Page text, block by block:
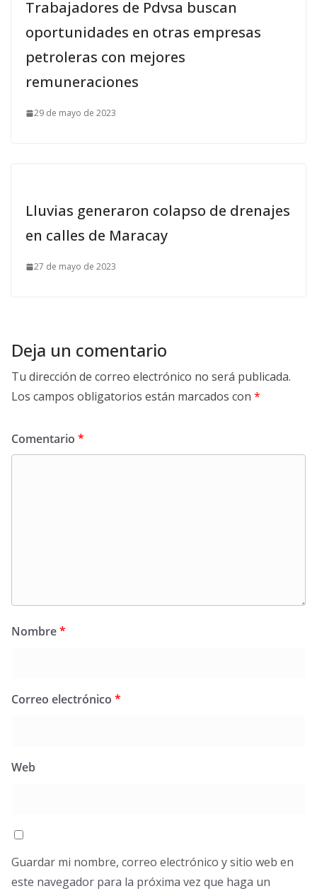
Trabajadores de Pdvsa buscan
oportunidades en otras empresas
petroleras con mejores
remuneraciones
29 de mayo de 2023
Lluvias generaron colapso de drenajes
en calles de Maracay
27 de mayo de 2023
Deja un comentario
Tu dirección de correo electrónico no será publicada.
Los campos obligatorios están marcados con *
Comentario *
Nombre*
Correo electrónico *
Web
Guardar mi nombre, correo electrónico y sitio web en
este navegador para la próxima vez que haga un